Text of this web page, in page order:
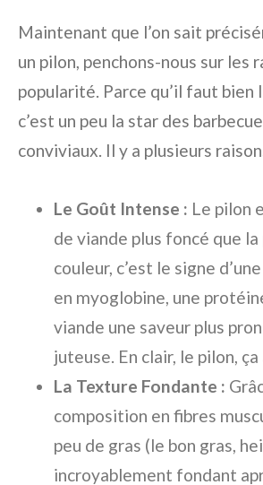
Maintenant que l’on sait
un pilon, penchons-nous sur les
popularité. Parce qu’il faut bien
c’est un peu la star des
conviviaux. Il y a plusieurs
Le Goût Intense : Le pilon
de viande plus foncé que
couleur, c’est le signe
en myoglobine, une
viande une saveur plus
juteuse. En clair, le pilon,
La Texture Fondante :
composition en fibres
peu de gras (le bon gras,
incroyablement fondant